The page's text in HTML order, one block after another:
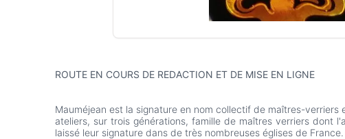
ROUTE EN COURS DE REDACTION ET DE MISE EN LIGNE
Mauméjean est la signature en nom collectif de maîtres-
ateliers, sur trois générations, famille de maîtres verriers dont
laissé leur signature dans de très nombreuses églises de France.